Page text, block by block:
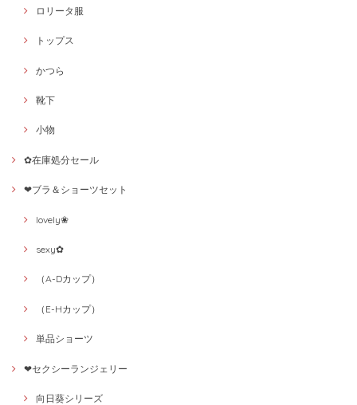
ロリータ服
トップス
かつら
靴下
小物
✿在庫処分セール
❤ブラ＆ショーツセット
lovely❀
sexy✿
（A-Dカップ）
（E-Hカップ）
単品ショーツ
❤セクシーランジェリー
向日葵シリーズ